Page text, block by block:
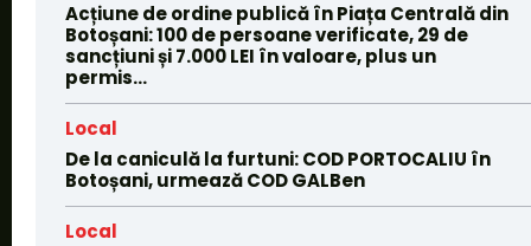
Acțiune de ordine publică în Piața Centrală din
Botoșani: 100 de persoane verificate, 29 de
sancțiuni și 7.000 LEI în valoare, plus un
permis...
Local
De la caniculă la furtuni: COD PORTOCALIU în
Botoșani, urmează COD GALBen
Local